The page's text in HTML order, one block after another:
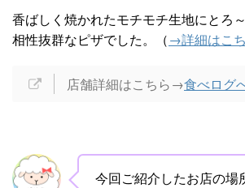
香ばしく焼かれたモチモチ生地にとろ
相性抜群なピザでした。（→詳細はこ
店舗詳細はこちら→食べログ
今回ご紹介したお店の場